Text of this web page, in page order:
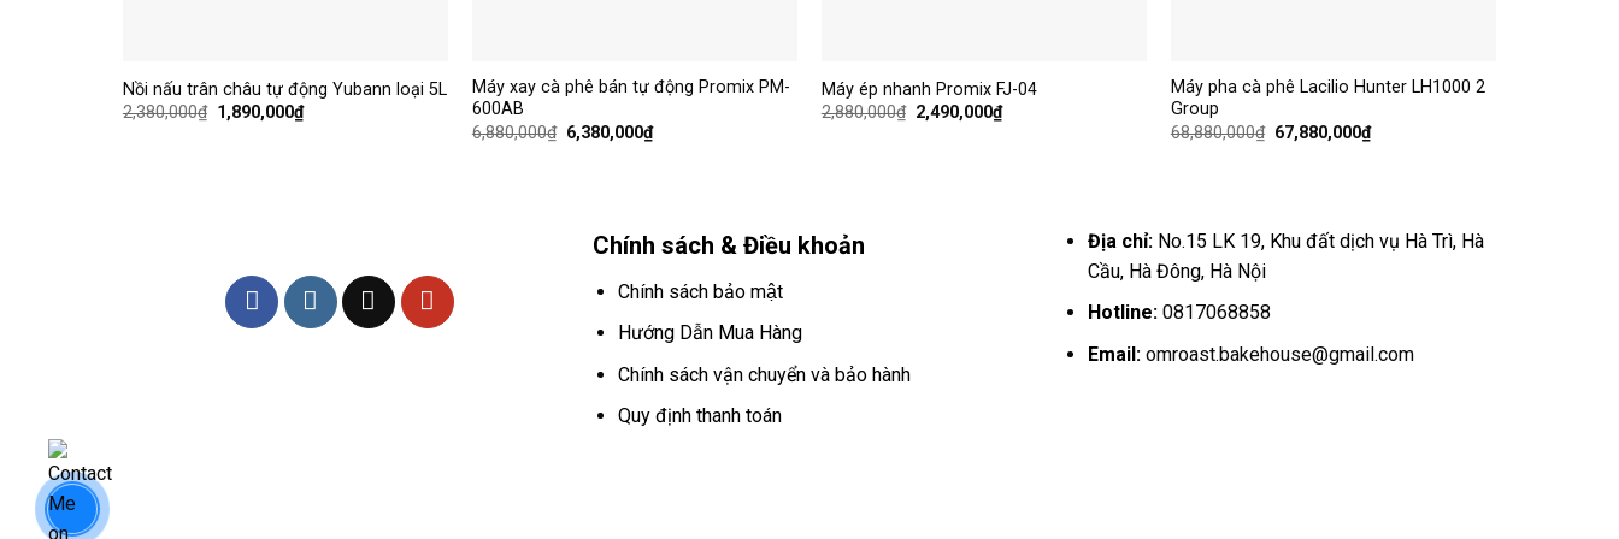
Nồi nấu trân châu tự động Yubann loại 5L
2,380,000₫ 1,890,000₫
Máy xay cà phê bán tự động Promix PM-
600AB
6,880,000₫ 6,380,000₫
Máy ép nhanh Promix FJ-04
2,880,000₫ 2,490,000₫
Máy pha cà phê Lacilio Hunter LH1000 2
Group
68,880,000₫ 67,880,000₫
Chính sách & Điều khoản
Chính sách bảo mật
Hướng Dẫn Mua Hàng
Chính sách vận chuyển và bảo hành
Quy định thanh toán
Địa chỉ:No.15 LK 19, Khu đất dịch vụ Hà Trì, Hà
Cầu, Hà Đông, Hà Nội
Hotline: 0817068858
Email: omroast.bakehouse@gmail.com